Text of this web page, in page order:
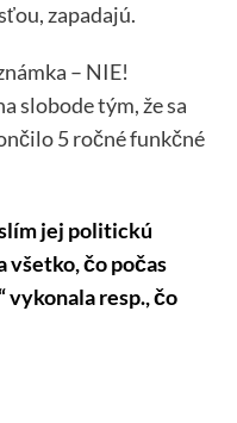
zapadajú.
– NIE!
slobode tým, že sa
5 ročné funkčné
jej politickú
všetko, čo počas
resp., čo